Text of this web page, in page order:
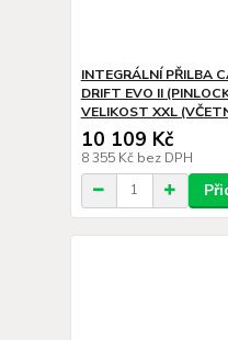
INTEGRÁLNÍ PŘILBA
DRIFT EVO II
VELIKOST XXL
10 109 Kč
8 355 Kč bez DPH